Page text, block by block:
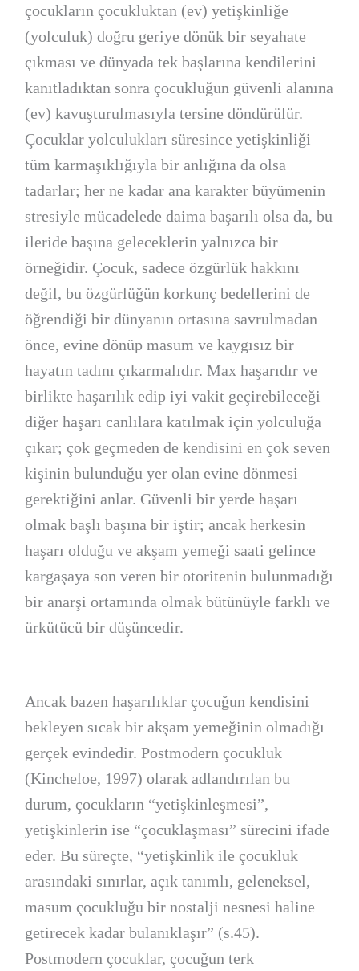
çocukların çocukluktan (ev) yetişkinliğe
(yolculuk) doğru geriye dönük bir seyahate
çıkması ve dünyada tek başlarına kendilerini
kanıtladıktan sonra çocukluğun güvenli alanına
(ev) kavuşturulmasıyla tersine döndürülür.
Çocuklar yolculukları süresince yetişkinliği
tüm karmaşıklığıyla bir anlığına da olsa
tadarlar; her ne kadar ana karakter büyümenin
stresiyle mücadelede daima başarılı olsa da, bu
ileride başına geleceklerin yalnızca bir
örneğidir. Çocuk, sadece özgürlük hakkını
değil, bu özgürlüğün korkunç bedellerini de
öğrendiği bir dünyanın ortasına savrulmadan
önce, evine dönüp masum ve kaygısız bir
hayatın tadını çıkarmalıdır. Max haşarıdır ve
birlikte haşarılık edip iyi vakit geçirebileceği
diğer haşarı canlılara katılmak için yolculuğa
çıkar; çok geçmeden de kendisini en çok seven
kişinin bulunduğu yer olan evine dönmesi
gerektiğini anlar. Güvenli bir yerde haşarı
olmak başlı başına bir iştir; ancak herkesin
haşarı olduğu ve akşam yemeği saati gelince
kargaşaya son veren bir otoritenin bulunmadığı
bir anarşi ortamında olmak bütünüyle farklı ve
ürkütücü bir düşüncedir.
Ancak bazen haşarılıklar çocuğun kendisini
bekleyen sıcak bir akşam yemeğinin olmadığı
gerçek evindedir. Postmodern çocukluk
(Kincheloe, 1997) olarak adlandırılan bu
durum, çocukların “yetişkinleşmesi”,
yetişkinlerin ise “çocuklaşması” sürecini ifade
eder. Bu süreçte, “yetişkinlik ile çocukluk
arasındaki sınırlar, açık tanımlı, geleneksel,
masum çocukluğu bir nostalji nesnesi haline
getirecek kadar bulanıklaşır” (s.45).
Postmodern çocuklar, çocuğun terk